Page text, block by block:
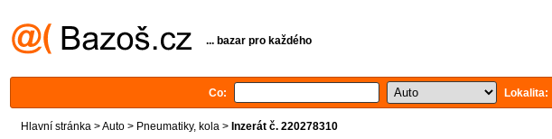
... bazar pro každého
Co: Lokalita:
Hlavní stránka >Auto > Pneumatiky, kola > Inzerát č. 220278310